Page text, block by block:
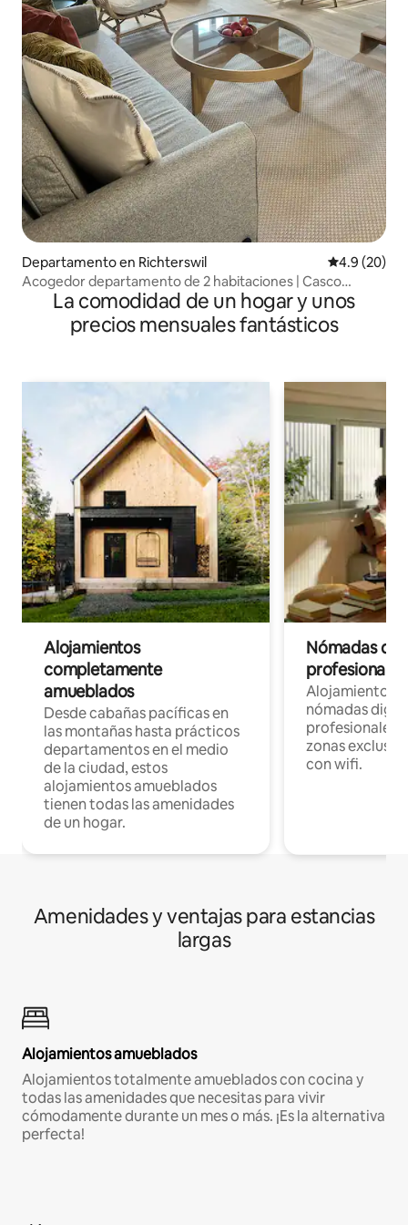
Departamento en Richterswil Calificación
4.9 (20)
Acogedor departamento de 2 habitaciones | Casco
antiguo de Richterswil y vistas al lago
La comodidad de un hogar y unos
precios mensuales fantásticos
Alojamientos
completamente
amueblados
Desde cabañas pacíficas en
las montañas hasta prácticos
departamentos en el medio
de la ciudad, estos
alojamientos amueblados
tienen todas las amenidades
de un hogar.
Nómadas
Alojamientos
nómadas
profesionales
zonas
con wifi.
Amenidades y ventajas para estancias
largas
Alojamientos amueblados
Alojamientos totalmente amueblados con cocina y
todas las amenidades que necesitas para vivir
cómodamente durante un mes o más. ¡Es la alternativa
perfecta!